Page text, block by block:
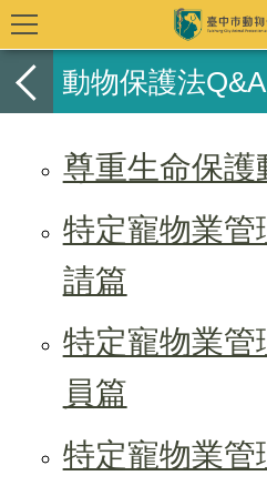
動物保護法Q&A
尊重生命保護
特定寵物業管
請篇
特定寵物業管
員篇
特定寵物業管